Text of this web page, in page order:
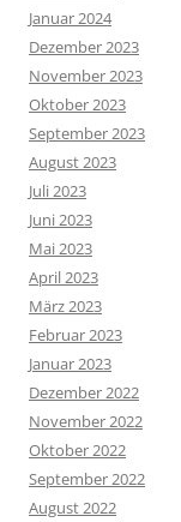
Januar 2024
Dezember 2023
November 2023
Oktober 2023
September 2023
August 2023
Juli 2023
Juni 2023
Mai 2023
April 2023
März 2023
Februar 2023
Januar 2023
Dezember 2022
November 2022
Oktober 2022
September 2022
August 2022